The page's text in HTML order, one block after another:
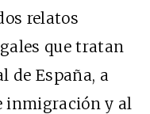
relatos
que tratan
de España, a
inmigración y al